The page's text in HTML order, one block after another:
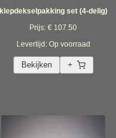
klepdekselpakking set (4-delig)
Prijs: € 107.50
Levertijd: Op voorraad
Bekijken +